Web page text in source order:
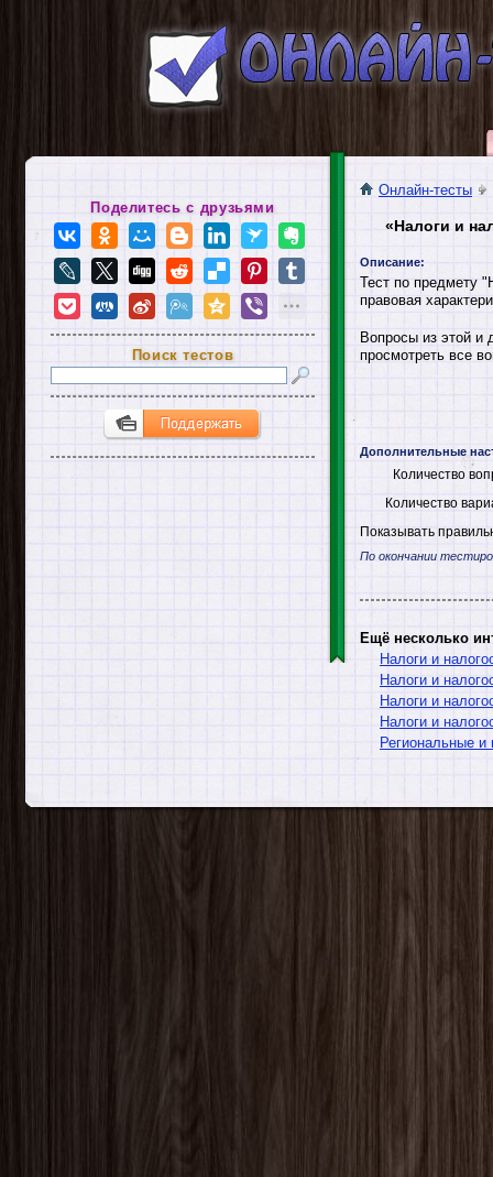
Онлайн-тесты
«Налоги и
Описание:
Тест по предмету
правовая
Вопросы из этой и
просмотреть все
Дополнительные
Количество
Количество
Показывать
По окончании
Ещё несколько
Налоги и
Налоги и
Налоги и
Налоги и
Региональные и
Поделитесь с друзьями
Поиск тестов